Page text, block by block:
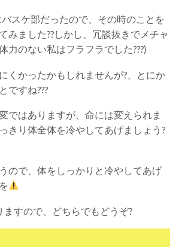
スケ部だったので、その時のことを
みました??しかし、冗談抜きでメチャ
力のない私はフラフラでした???)
くかったかもしれませんが?、とにか
ですね???
ではありますが、命には変えられま
きり体全体を冷やしてあげましょう?
ので、体をしっかりと冷やしてあげ
ますので、どちらでもどうぞ?